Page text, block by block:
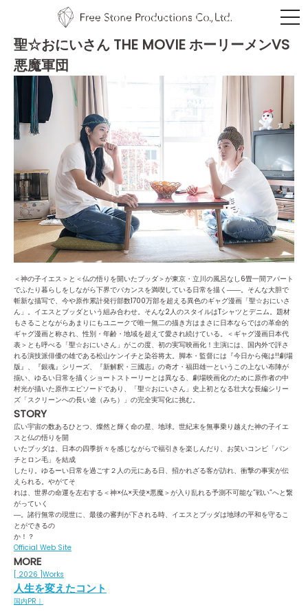
聖☆おにいさん THE MOVIE ホーリーメンVS
悪魔軍団
＜神の子イエス＞と＜仏の悟りを開いたブッダ＞が東京・立川の風呂なし6畳一間アパート
でふたり暮らしをしながら下界でバカンスを満喫している日常を描く――。そんな大胆で
斬新な描写で、今や原作累計発行部数1700万部を超える異色のギャグ漫画「聖☆おにいさ
ん」。イエスとブッダという組み合わせ。そんな2人のスタイルはTシャツとデニム。題材
もさることながらあまりにもユニークで唯一無二の描き方はまさに日本ならではの革命的
ギャグ漫画と称され、性別・年齢・地域を超えて愛され続けている。＜ギャグ漫画日本代
表＞とも呼べる「聖☆おにいさん」がこの度、初の実写映画化！主演には、国内外で評さ
れる演技派俳優の雄である松山ケンイチと染谷将太。脚本・監督には『今日から俺は!!劇場
版』、『銀魂』シリーズ、『新解釈・三國志』の奇才・福田雄一というこの上ない布陣が
揃い、ゆるい日常を描くショートストーリーとは異なる、劇場映画化のために原作者の中
村光が描いた原作エピソードであり、「聖☆おにいさん」史上初となる壮大な長編シリー
ズ「スクリーンへの長い途（みち）」の完全実写化に挑む。
STORY
広い宇宙の数あるひとつ、燦然と輝く命の星、地球。世紀末を無事乗り越えた神の子イエ
スと仏の悟りを開
いたブッダは、日本の四季折々を感じながらで福引きを楽しんだり、お笑いコンビ「パン
チとロン毛」を結成
したり。ゆるーい日常を過ごす２人の元にある日、招かれざる客が訪れ、衝撃の事実が伝
えられる。やがてそ
れは、世界の命運を左右する＜神×仏×天使×悪魔＞が入り乱れる予測不可能な”戦い”へと繋
がっていく
―。諸行無常の現世に、最後の審判が下される時、イエスとブッダは地球の平和を守るこ
とができるの
か！？
Official Web Site
MORE
[ 2026 ] Works
人生を変えたコント
国内PR｜